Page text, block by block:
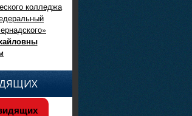
колледжа